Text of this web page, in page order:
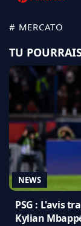
# MERCATO
TU
NEWS
PSG : L'avis
Kylian